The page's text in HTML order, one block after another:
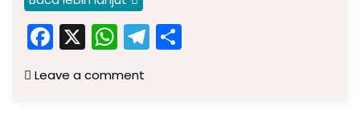
F
a
c
X W
h
a
T
el
Leave a comment